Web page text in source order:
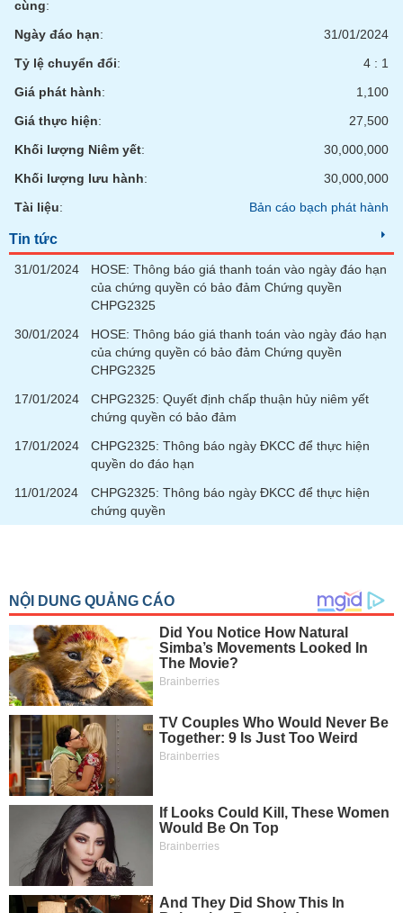
cùng:
Ngày đáo hạn:
31/01/2024
Tỷ lệ chuyển đổi:
4 : 1
Giá phát hành:
1,100
Giá thực hiện:
27,500
Khối lượng Niêm yết:
30,000,000
Khối lượng lưu hành:
30,000,000
Tài liệu: Bản cáo bạch phát hành
Tin tức
31/01/2024
HOSE: Thông báo giá thanh toán vào ngày đáo hạn
của chứng quyền có bảo đảm Chứng quyền
CHPG2325
30/01/2024
HOSE: Thông báo giá thanh toán vào ngày đáo hạn
của chứng quyền có bảo đảm Chứng quyền
CHPG2325
17/01/2024
CHPG2325: Quyết định chấp thuận hủy niêm yết
chứng quyền có bảo đảm
17/01/2024
CHPG2325: Thông báo ngày ĐKCC để thực hiện
quyền do đáo hạn
11/01/2024
CHPG2325: Thông báo ngày ĐKCC để thực hiện
chứng quyền